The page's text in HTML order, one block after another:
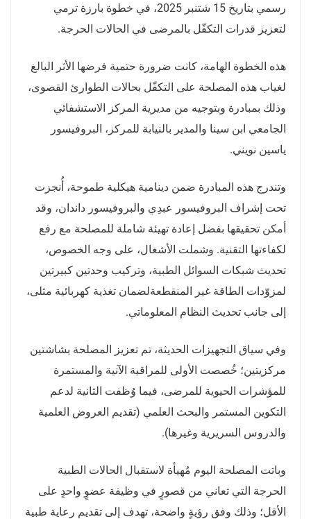
رسمي بتاريخ 15 شتنبر 2025، في خطوة بارزة ترمي
لتعزيز قدرات التكفّل بالمرضى في الحالات الحرجة.
هذه الخطوة الهامة، كانت ضرورة حتمية فرضها الأثر البالغ
لغياب هذه المصلحة على التكفّل بحالات الطوارئ القصوى،
وذلك بمبادرة وبتوجيه من مديرية المركز الاستشفائي
الجامعي ابن سينا والمدير بالنيابة للمركز، البروفيسور
ياسين نويني.
وتندرج هذه المبادرة ضمن دينامية هيكلية طموحة، أُنجزت
تحت إشراف البروفيسور عبدِي والبروفيسور داندان، وقد
أمكن تحقيقها بفضل إعادة تهيئة شاملة للمصلحة مع رفع
لكفاءتها التقنية. وشملت الأشغال، على وجه الخصوص،
تحديث شبكات السوائل الطبية، وتركيب وحدتين كبيرتين
لمزوّدات الطاقة غير المنقطعةلضمان تغذية كهربائية مثلى،
إلى جانب تحديث النظام المعلوماتي.
وفي سياق التجهيزات الحديثة، تم تعزيز المصلحة بشاشتين
مركزيتين؛ خُصصت الأولى للمراقبة الآنية والمستمرة
للمؤشرات الحيوية للمرضى، فيما وُظفت الثانية لدعم
التكوين المستمر والبحث العلمي (تقديم العروض العلمية
والدروس السريرية وغيرها).
وباتت المصلحة اليوم مُهيأة لاستقبال الحالات الطبية
الحرجة التي تعاني من قصورٍ في وظيفة عضوٍ واحدٍ على
الأقل؛ وذلك وفق رؤيةٍ واضحة، تهدف إلى تقديم رعاية طبية